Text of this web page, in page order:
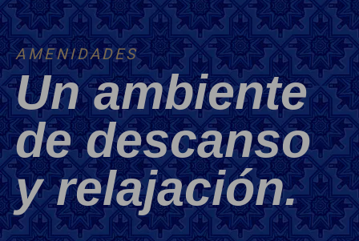
AMENIDADES
Un ambiente
de descanso
y relajación.